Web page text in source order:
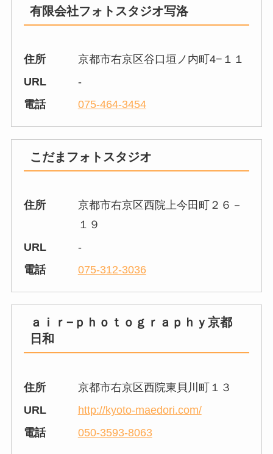
有限会社フォトスタジオ写洛
住所
京都市右京区谷口垣ノ内町4−１１
URL
-
電話
075-464-3454
こだまフォトスタジオ
住所
京都市右京区西院上今田町２６－
１９
URL
-
電話
075-312-3036
ａｉｒ−ｐｈｏｔｏｇｒａｐｈｙ京都
日和
住所
京都市右京区西院東貝川町１３
URL
http://kyoto-maedori.com/
電話
050-3593-8063